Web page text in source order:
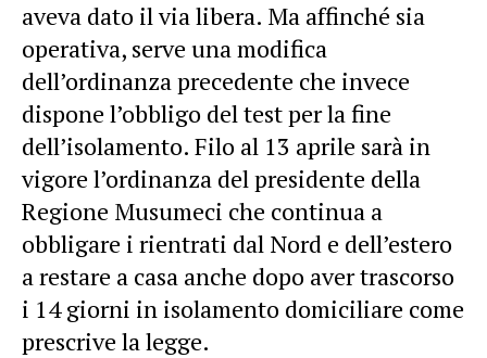
aveva dato il via libera. Ma affinché sia
operativa, serve una modifica
dell’ordinanza precedente che invece
dispone l’obbligo del test per la fine
dell’isolamento. Filo al 13 aprile sarà in
vigore l’ordinanza del presidente della
Regione Musumeci che continua a
obbligare i rientrati dal Nord e dell’estero
a restare a casa anche dopo aver trascorso
i 14 giorni in isolamento domiciliare come
prescrive la legge.